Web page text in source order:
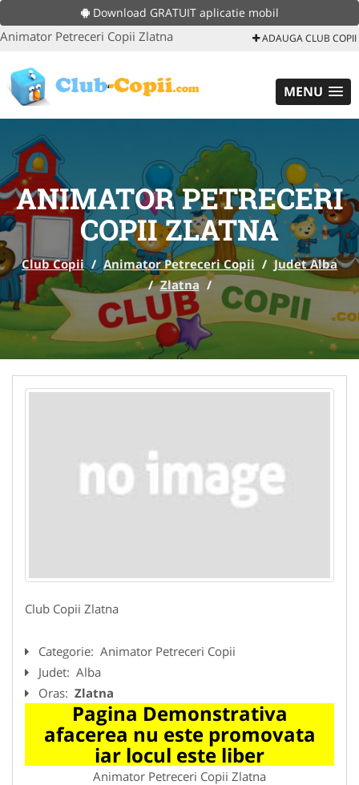
Download GRATUIT aplicatie mobil
Animator Petreceri Copii Zlatna ADAUGA CLUB COPII
MENU
ANIMATOR PETRECERI
COPII ZLATNA
Club Copii / Animator Petreceri Copii / Judet Alba
/ Zlatna /
Club Copii Zlatna
Categorie: Animator Petreceri Copii
Judet: Alba
Oras: Zlatna
Pagina Demonstrativa
afacerea nu este promovata
iar locul este liber
Animator Petreceri Copii Zlatna